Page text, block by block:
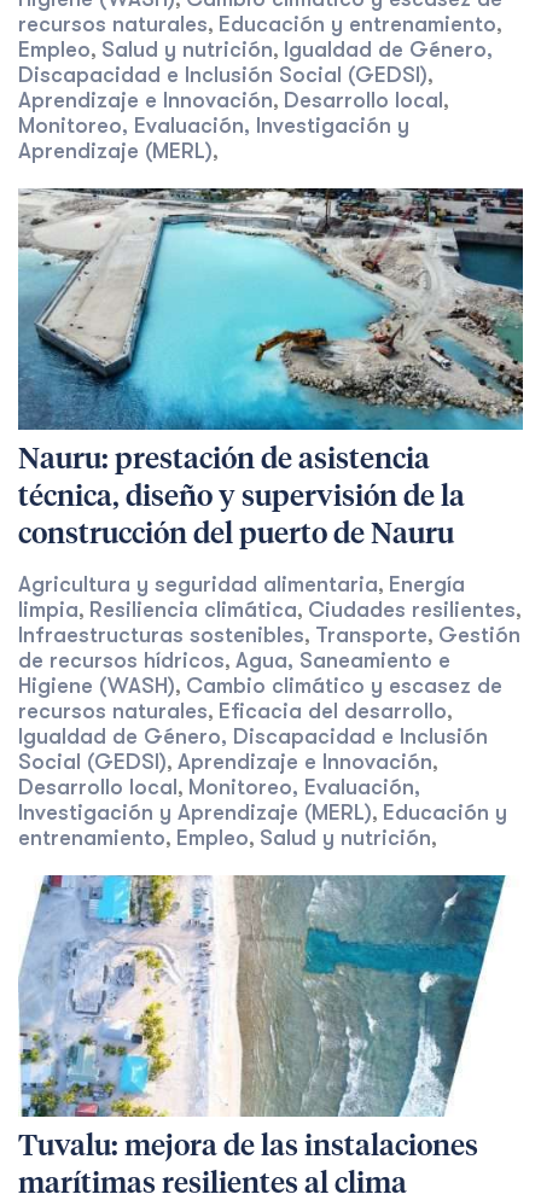
recursos naturales, Educación y entrenamiento,
Empleo, Salud y nutrición, Igualdad de Género,
Discapacidad e Inclusión Social (GEDSI),
Aprendizaje e Innovación, Desarrollo local ,
Monitoreo, Evaluación, Investigación y
Aprendizaje (MERL),
Nauru: prestación de asistencia
técnica, diseño y supervisión de la
construcción del puerto de Nauru
Agricultura y seguridad alimentaria, Energía
limpia, Resiliencia climática, Ciudades resilientes,
Infraestructuras sostenibles, Transporte, Gestión
de recursos hídricos, Agua, Saneamiento e
Higiene (WASH), Cambio climático y escasez de
recursos naturales, Eficacia del desarrollo,
Igualdad de Género, Discapacidad e Inclusión
Social (GEDSI), Aprendizaje e Innovación,
Desarrollo local , Monitoreo, Evaluación,
Investigación y Aprendizaje (MERL), Educación y
entrenamiento, Empleo, Salud y nutrición,
Tuvalu: mejora de las instalaciones
marítimas resilientes al clima